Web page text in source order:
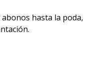
hasta la poda,